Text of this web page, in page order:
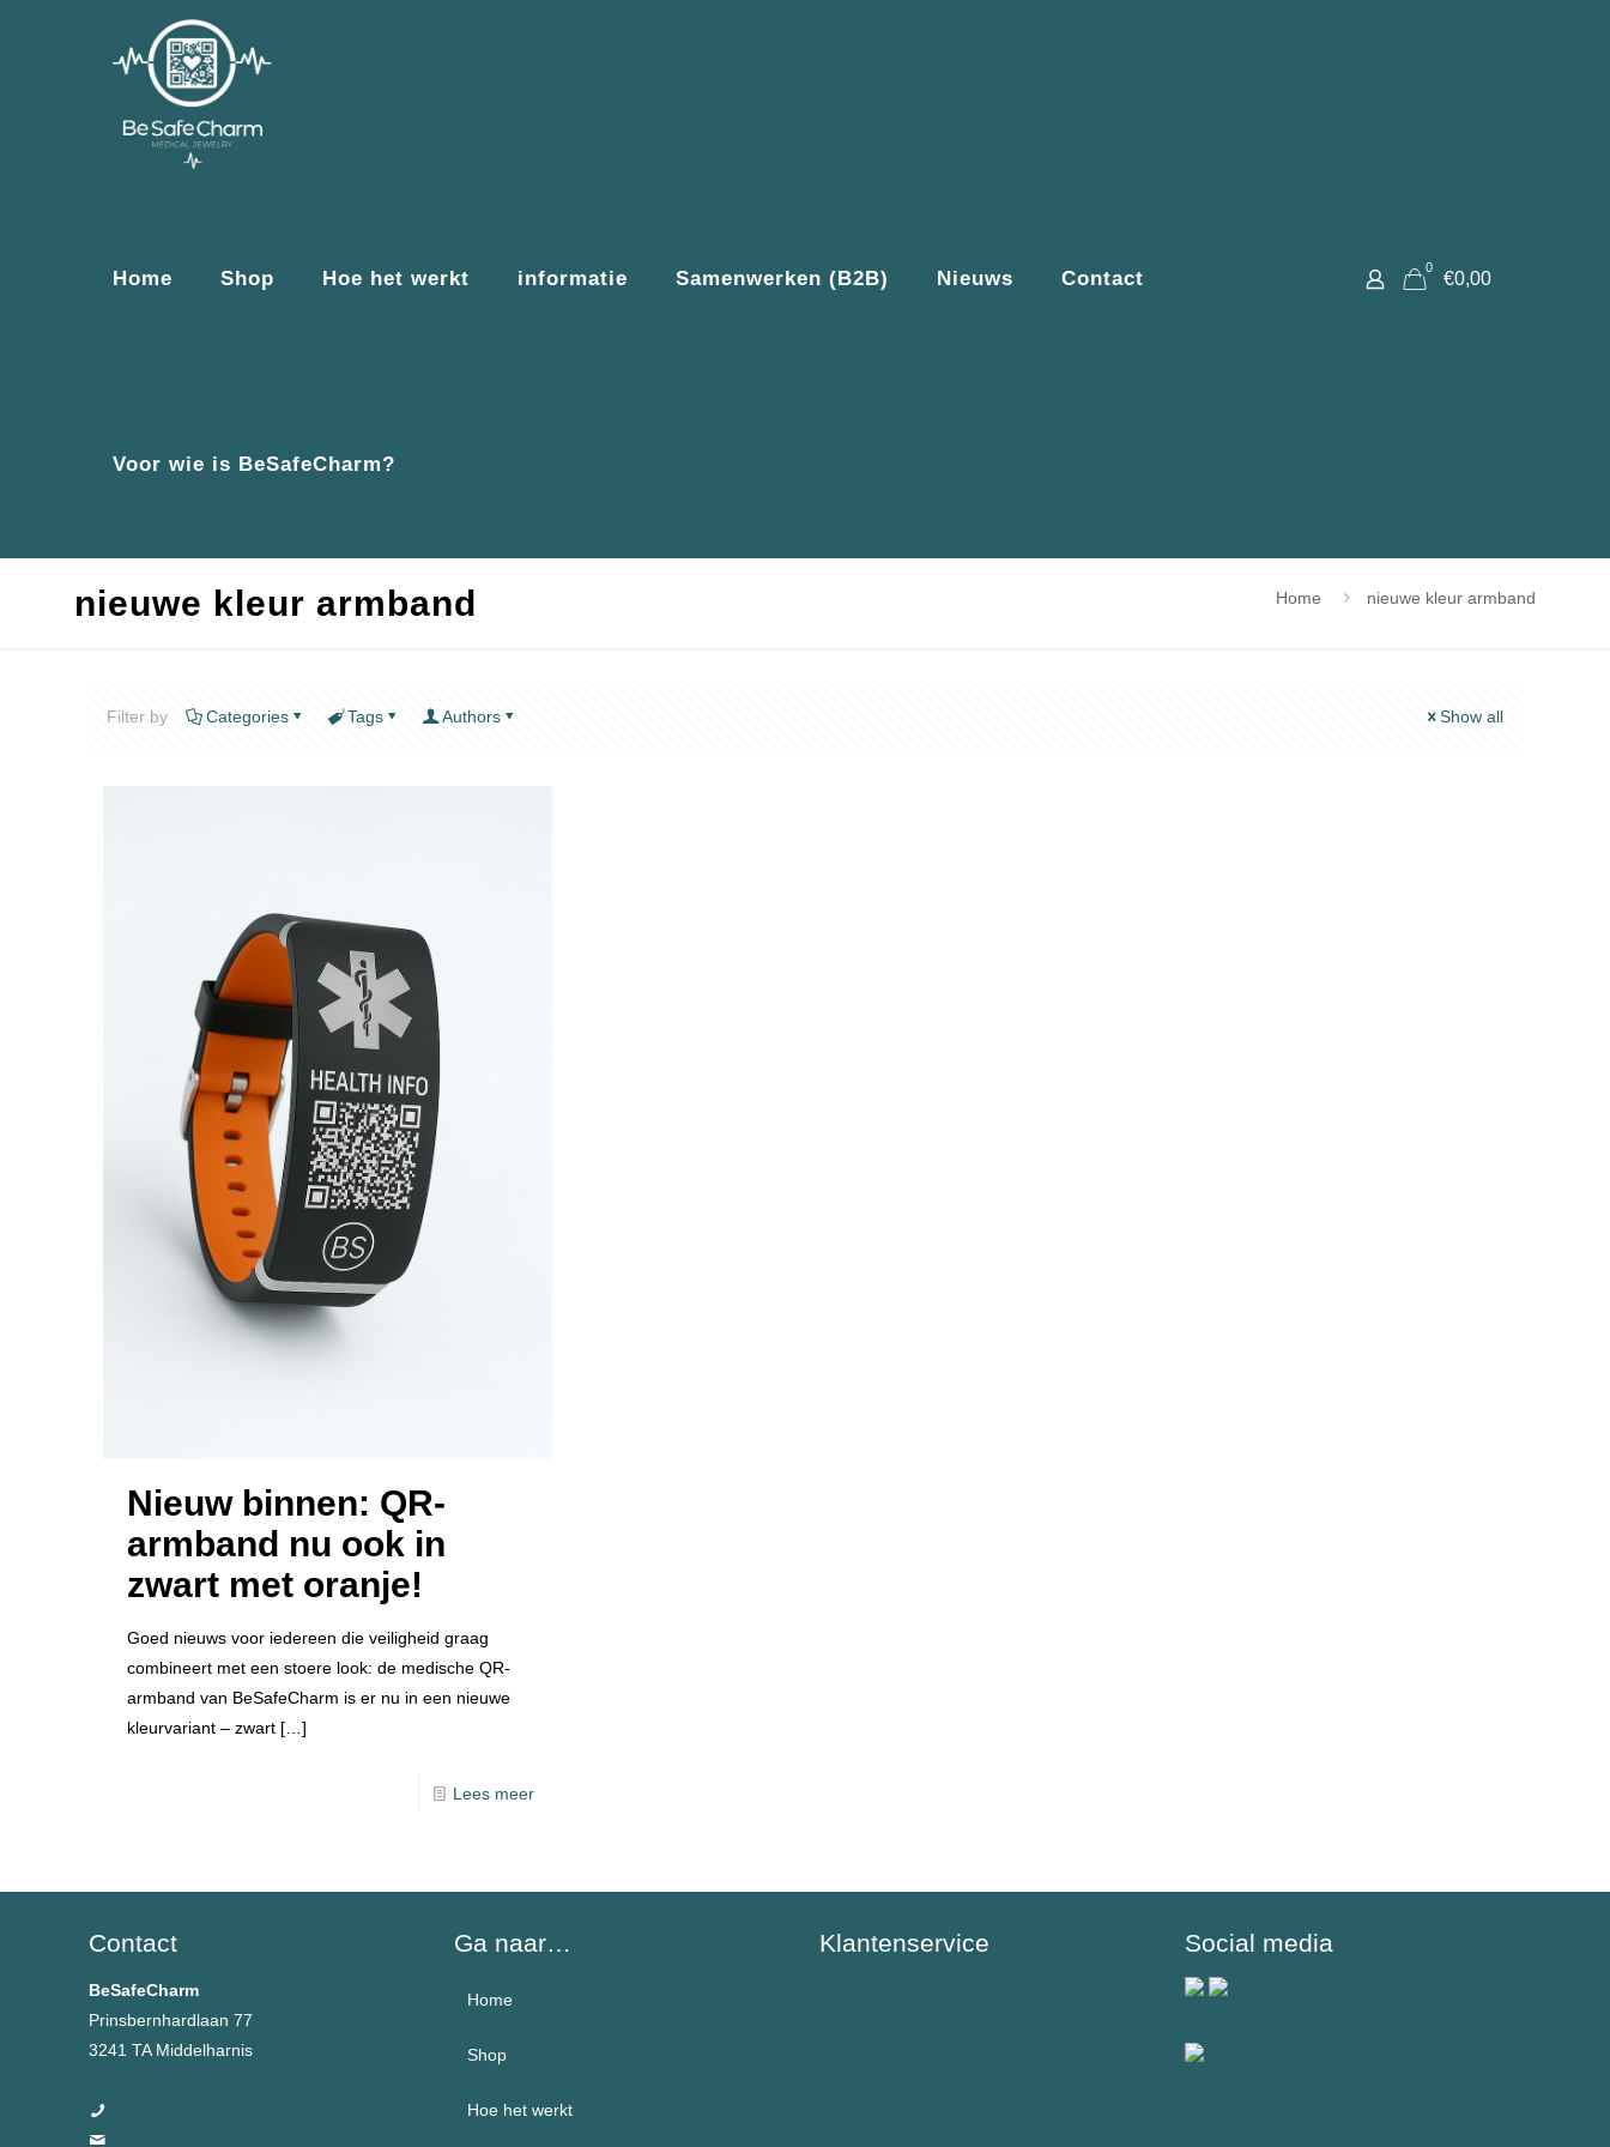
Home Shop Hoe het werkt informatie Samenwerken (B2B) Nieuws Contact
Voor wie is BeSafeCharm?
0
€0,00
nieuwe kleur armband Home nieuwe kleur armband
Filter by Categories Tags Authors Show all
Nieuw binnen: QR-
armband nu ook in
zwart met oranje!
Goed nieuws voor iedereen die veiligheid graag
combineert met een stoere look: de medische QR-
armband van BeSafeCharm is er nu in een nieuwe
kleurvariant – zwart[…]
Lees meer
Contact
BeSafeCharm
Prinsbernhardlaan 77
3241 TA Middelharnis
Ga naar…
Home
Over BeSafeCharm – ons verhaal
Shop
Armbanden
Hoe het werkt
Klantenservice Social media